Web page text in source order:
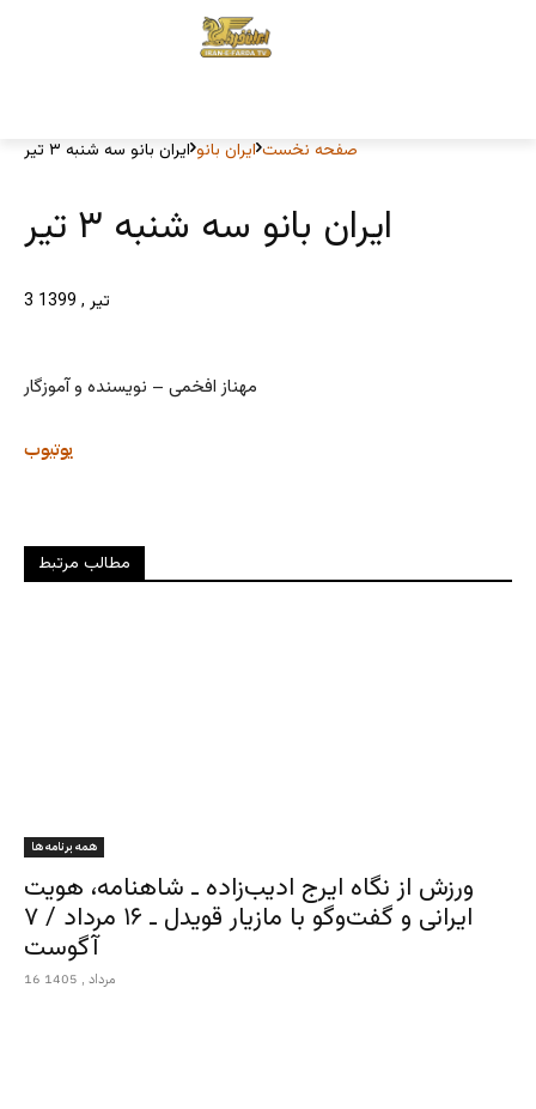
صفحه نخست ایران بانو ایران بانو سه شنبه ۳ تیر
ایران بانو سه شنبه ۳ تیر
3 تیر , 1399
مهناز افخمی – نویسنده و آموزگار
یوتیوب
مطالب مرتبط
همه برنامه ها
ورزش از نگاه ایرج ادیب‌زاده ـ شاهنامه، هویت
ایرانی و گفت‌وگو با مازیار قویدل ـ ۱۶ مرداد / ۷
آگوست
16 مرداد , 1405